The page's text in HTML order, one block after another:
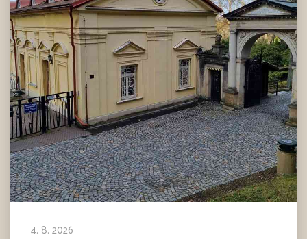
4. 8. 2026